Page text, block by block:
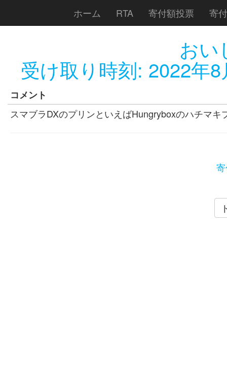
ホーム RTA 寄付額投票 寄
おい
受け取り時刻: 2022年
コメント
スマブラDXのプリンといえばHungryboxのハチマキ